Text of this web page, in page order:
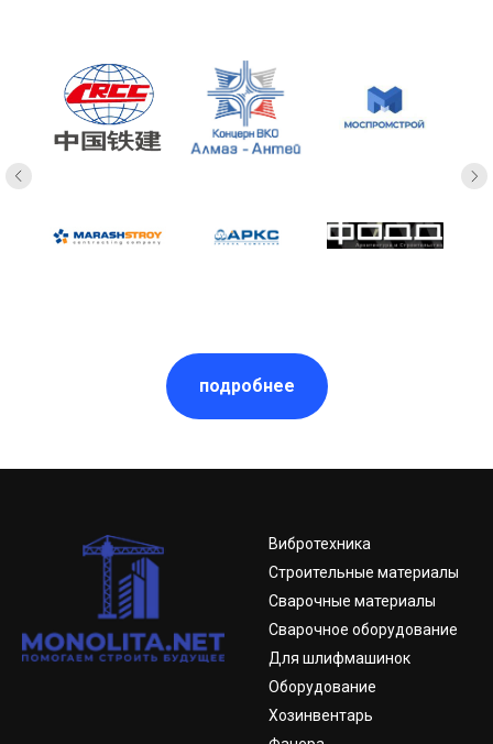
подробнее
Вибротехника
Строительные материалы
Сварочные материалы
Сварочное оборудование
Для шлифмашинок
Оборудование
Хозинвентарь